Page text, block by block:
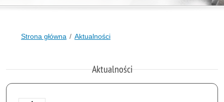
Strona główna Aktualności
Aktualności